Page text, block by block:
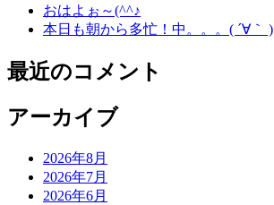
おはよぉ～(^^♪
本日も朝から多忙！中。。。( ´∀｀ )
最近のコメント
アーカイブ
2026年8月
2026年7月
2026年6月